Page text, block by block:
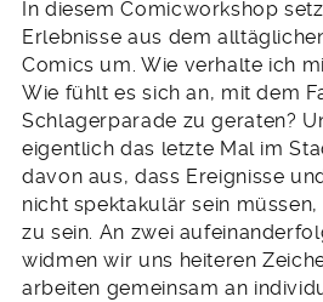
In diesem Comicworkshop
Erlebnisse aus dem
Comics um. Wie verhalte ich
Wie fühlt es sich an, mit dem
Schlagerparade zu geraten?
eigentlich das letzte Mal im
davon aus, dass Ereignisse
nicht spektakulär sein
zu sein. An zwei
widmen wir uns heiteren
arbeiten gemeinsam an